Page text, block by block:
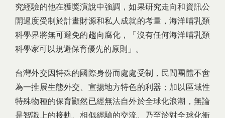
究經驗的他在獲獎演說中強調，如果研究走向和資訊公
開過度受制於計畫財源和私人成就的考量，海洋哺乳類
科學界將無可避免的趨向腐化，「沒有任何海洋哺乳類
科學家可以規避保育優先的原則」。
台灣外交因特殊的國際身份而處處受制，民間團體不啻
為一推展生態外交、宣揚地方特色的利器；加以區域性
特殊物種的保育顯然已經無法自外於全球化浪潮，無論
是智識上的接軌、相似經驗的交流、乃至於對全球化衝